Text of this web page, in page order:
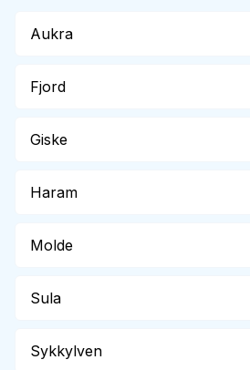
Aukra
Fjord
Giske
Haram
Molde
Sula
Sykkylven